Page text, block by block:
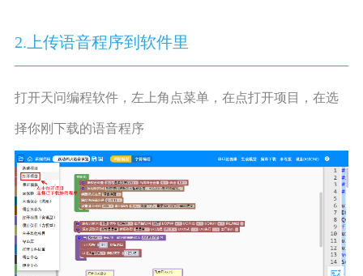
2.上传语音程序到软件里
打开天问编程软件，左上角点菜单，在点打开项目，在选
择你刚下载的语音程序